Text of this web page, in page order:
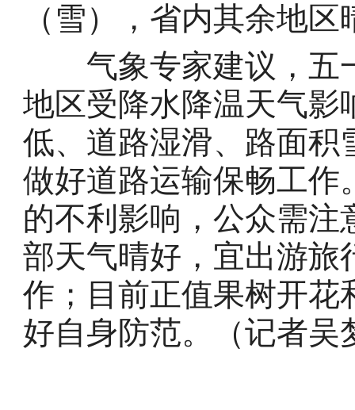
（雪），省内其余地
气象专家建议，五
地区受降水降温天气影
低、道路湿滑、路面积
做好道路运输保畅工作
的不利影响，公众需
部天气晴好，宜出游旅
作；目前正值果树开花
好自身防范。（记者吴